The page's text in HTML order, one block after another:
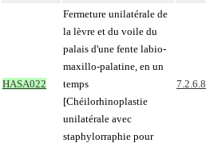
HASA022
Fermeture unilatérale de
la lèvre et du voile du
palais d'une fente labio-
maxillo-palatine, en un
temps
[Chéilorhinoplastie
unilatérale avec
staphylorraphie pour
7.2.6.8